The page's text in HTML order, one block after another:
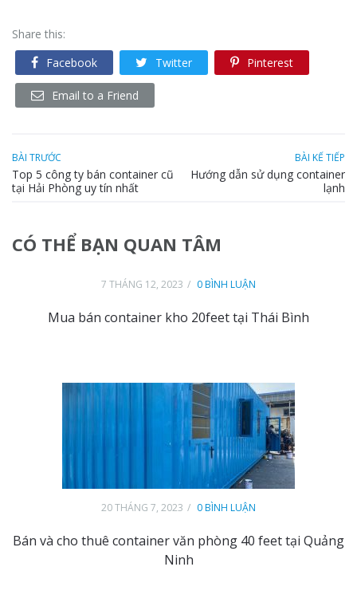
Share this:
Facebook
Twitter Pinterest
Email to a Friend
BÀI TRƯỚC
Top 5 công ty bán container cũ
tại Hải Phòng uy tín nhất
BÀI KẾ TIẾP
Hướng dẫn sử dụng container
lạnh
CÓ THỂ BẠN QUAN TÂM
7 THÁNG 12, 2023 0 BÌNH LUẬN
Mua bán container kho 20feet tại Thái Bình
20 THÁNG 7, 2023 0 BÌNH LUẬN
Bán và cho thuê container văn phòng 40 feet tại Quảng
Ninh